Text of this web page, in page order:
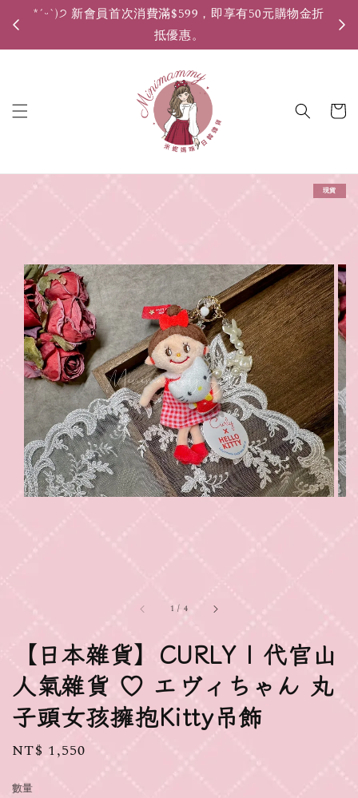
*ˊᵕˋ)੭ 新會員首次消費滿$599，即享有50元購物金折
抵優惠。
1 / 4
現貨
【日本雜貨】CURLY | 代官山
人氣雜貨 ♡ エヴィちゃん 丸
子頭女孩擁抱Kitty吊飾
Regular
NT$ 1,550
數量